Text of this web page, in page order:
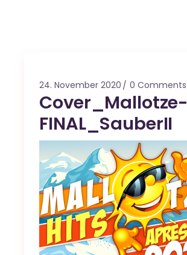
24. November 2020 0 Comments
Cover_Mallotze-
FINAL_SauberII